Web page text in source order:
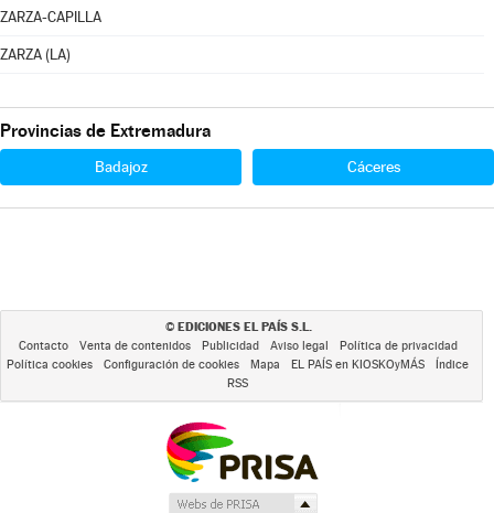
ZARZA-CAPILLA
ZARZA (LA)
Provincias de Extremadura
Badajoz Cáceres
© EDICIONES EL PAÍS S.L.
Contacto Venta de contenidos Publicidad Aviso legal
Política de privacidad
Política cookies
Configuración de cookies Mapa EL PAÍS en KIOSKOyMÁS
Índice
RSS